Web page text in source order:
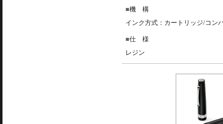
機 構
インク方式：カートリッジ/コン
仕 様
レジン